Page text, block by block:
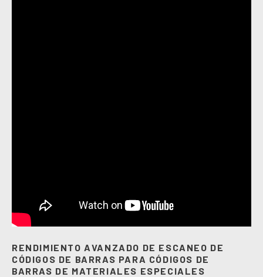
RENDIMIENTO AVANZADO DE ESCANEO DE
CÓDIGOS DE BARRAS PARA CÓDIGOS DE
BARRAS DE MATERIALES ESPECIALES